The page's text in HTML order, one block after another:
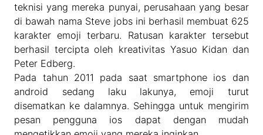
teknisi yang mereka punyai, perusahaan yang besar
di bawah nama Steve jobs ini berhasil membuat 625
karakter emoji terbaru. Ratusan karakter tersebut
berhasil tercipta oleh kreativitas Yasuo Kidan dan
Peter Edberg.
Pada tahun 2011 pada saat smartphone ios dan
android sedang laku lakunya, emoji turut
disematkan ke dalamnya. Sehingga untuk mengirim
pesan pengguna ios dapat dengan mudah